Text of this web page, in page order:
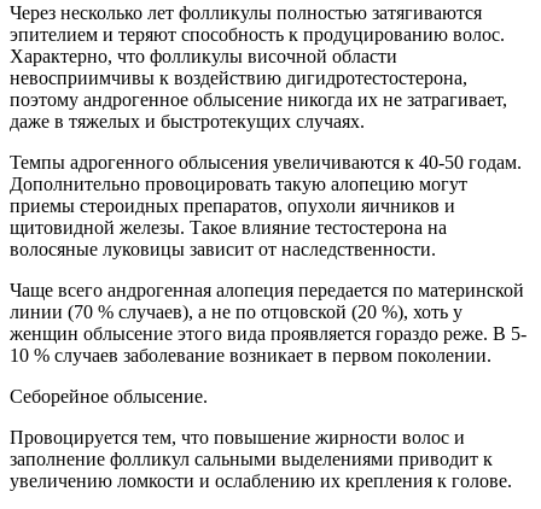
Через несколько лет фолликулы полностью затягиваются
эпителием и теряют способность к продуцированию волос.
Характерно, что фолликулы височной области
невосприимчивы к воздействию дигидротестостерона,
поэтому андрогенное облысение никогда их не затрагивает,
даже в тяжелых и быстротекущих случаях.
Темпы адрогенного облысения увеличиваются к 40-50 годам.
Дополнительно провоцировать такую алопецию могут
приемы стероидных препаратов, опухоли яичников и
щитовидной железы. Такое влияние тестостерона на
волосяные луковицы зависит от наследственности.
Чаще всего андрогенная алопеция передается по материнской
линии (70 % случаев), а не по отцовской (20 %), хоть у
женщин облысение этого вида проявляется гораздо реже. В 5-
10 % случаев заболевание возникает в первом поколении.
Себорейное облысение.
Провоцируется тем, что повышение жирности волос и
заполнение фолликул сальными выделениями приводит к
увеличению ломкости и ослаблению их крепления к голове.